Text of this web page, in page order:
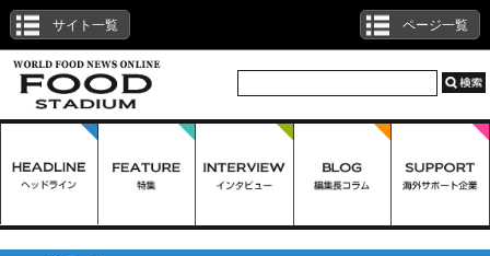
サイト一覧 ページ一覧